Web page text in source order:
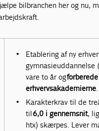
bilbranchen her og nu,
Etablering af ny
gymnasieuddannelse
vare to år og
erhvervsakademierne.
Karakterkrav til de
til6,0 i gennemsnit,
htx) skærpes. Lever